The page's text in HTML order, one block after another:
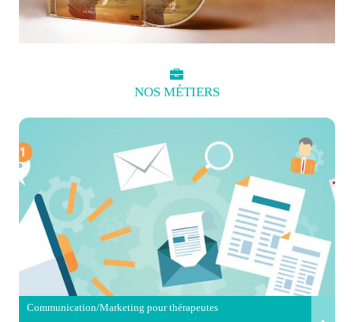
NOS MÉTIERS
Communication/Marketing pour thérapeutes